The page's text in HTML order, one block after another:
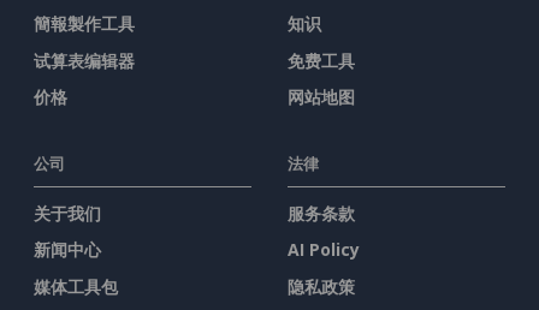
簡報製作工具
试算表编辑器
价格
知识
免费工具
网站地图
公司
关于我们
新闻中心
媒体工具包
法律
服务条款
AI Policy
隐私政策